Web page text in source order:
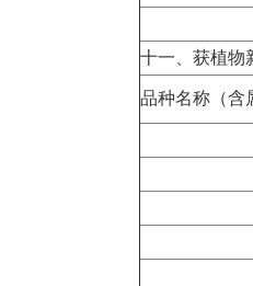
十一、获植物
品种名称（含